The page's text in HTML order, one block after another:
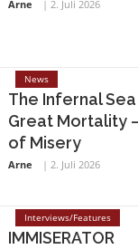
Arne 2. Juli 2026
News
The Infernal Sea
Great Mortality
of Misery
Arne 2. Juli 2026
Interviews/Features
IMMISERATOR